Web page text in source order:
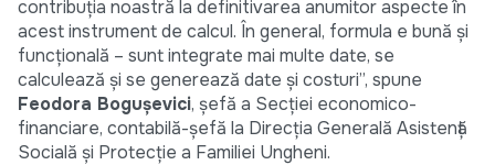
contribuția noastră la definitivarea anumitor aspecte în
acest instrument de calcul. În general, formula e bună și
funcțională – sunt integrate mai multe date, se
calculează și se generează date și costuri”, spune
Feodora Bogușevici, șefă a Secției economico-
financiare, contabilă-șefă la Direcția Generală Asistență
Socială și Protecție a Familiei Ungheni.